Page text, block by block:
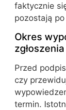
faktycznie
pozostają
Okres
zgłoszenia
Przed
czy
termin.